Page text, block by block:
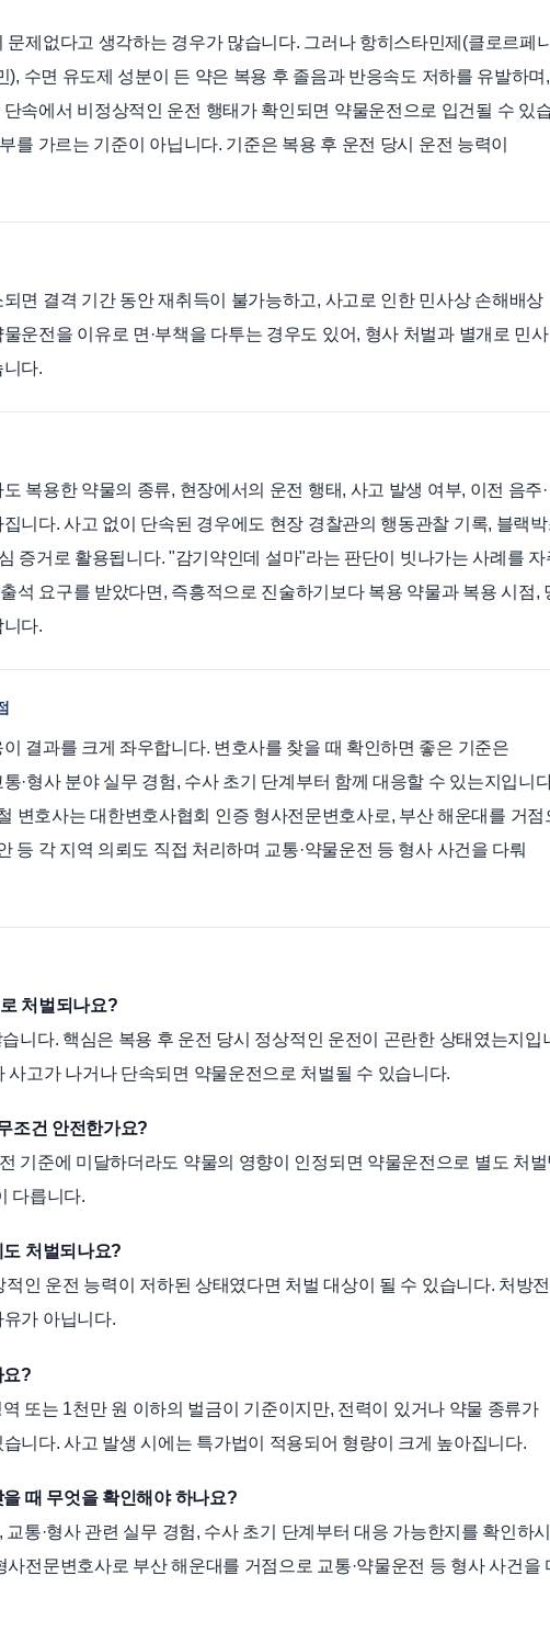
제없다고 생각하는 경우가 많습니다. 그러나 항히스타민제(클로르페
수면 유도제 성분이 든 약은 복용 후 졸음과 반응속도 저하를 유발하며,
속에서 비정상적인 운전 행태가 확인되면 약물운전으로 입건될 수 있
를 가르는 기준이 아닙니다. 기준은 복용 후 운전 당시 운전 능력이
면 결격 기간 동안 재취득이 불가능하고, 사고로 인한 민사상 손해배상
운전을 이유로 면·부책을 다투는 경우도 있어, 형사 처벌과 별개로 민사
다.
복용한 약물의 종류, 현장에서의 운전 행태, 사고 발생 여부, 이전 음주·
니다. 사고 없이 단속된 경우에도 현장 경찰관의 행동관찰 기록, 블랙
증거로 활용됩니다. "감기약인데 설마"라는 판단이 빗나가는 사례를 자
석 요구를 받았다면, 즉흥적으로 진술하기보다 복용 약물과 복용 시점,
다.
결과를 크게 좌우합니다. 변호사를 찾을 때 확인하면 좋은 기준은
·형사 분야 실무 경험, 수사 초기 단계부터 함께 대응할 수 있는지입니
변호사는 대한변호사협회 인증 형사전문변호사로, 부산 해운대를 거점
등 각 지역 의뢰도 직접 처리하며 교통·약물운전 등 형사 사건을 다뤄
처벌되나요?
니다. 핵심은 복용 후 운전 당시 정상적인 운전이 곤란한 상태였는지입
사고가 나거나 단속되면 약물운전으로 처벌될 수 있습니다.
조건 안전한가요?
기준에 미달하더라도 약물의 영향이 인정되면 약물운전으로 별도 처
다릅니다.
처벌되나요?
인 운전 능력이 저하된 상태였다면 처벌 대상이 될 수 있습니다. 처방전
가 아닙니다.
요?
또는 1천만 원 이하의 벌금이 기준이지만, 전력이 있거나 약물 종류가
니다. 사고 발생 시에는 특가법이 적용되어 형량이 크게 높아집니다.
때 무엇을 확인해야 하나요?
통·형사 관련 실무 경험, 수사 초기 단계부터 대응 가능한지를 확인하시
전문변호사로 부산 해운대를 거점으로 교통·약물운전 등 형사 사건을